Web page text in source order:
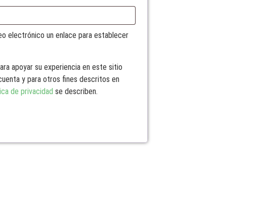
electrónico un enlace para establecer
apoyar su experiencia en este sitio
y para otros fines descritos en
de privacidad se describen.